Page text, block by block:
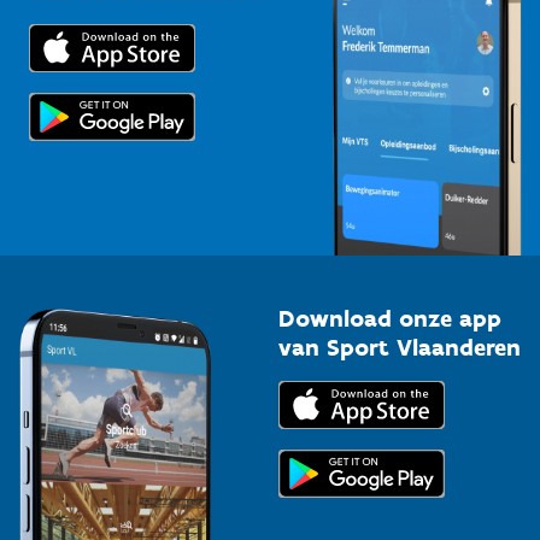
Trainers en begeleiders
Topsporters
Voor de pers
Download onze app
van Sport Vlaanderen